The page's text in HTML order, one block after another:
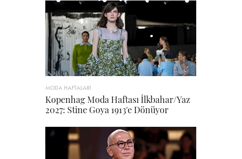
MODA HAFTALARI
Kopenhag Moda Haftası İlkbahar/Yaz
2027: Stine Goya 1913'e Dönüyor